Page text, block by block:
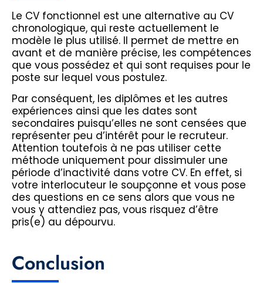
Le CV fonctionnel est une alternative au CV
chronologique, qui reste actuellement le
modèle le plus utilisé. Il permet de mettre en
avant et de manière précise, les compétences
que vous possédez et qui sont requises pour le
poste sur lequel vous postulez.
Par conséquent, les diplômes et les autres
expériences ainsi que les dates sont
secondaires puisqu’elles ne sont censées que
représenter peu d’intérêt pour le recruteur.
Attention toutefois à ne pas utiliser cette
méthode uniquement pour dissimuler une
période d’inactivité dans votre CV. En effet, si
votre interlocuteur le soupçonne et vous pose
des questions en ce sens alors que vous ne
vous y attendiez pas, vous risquez d’être
pris(e) au dépourvu.
Conclusion